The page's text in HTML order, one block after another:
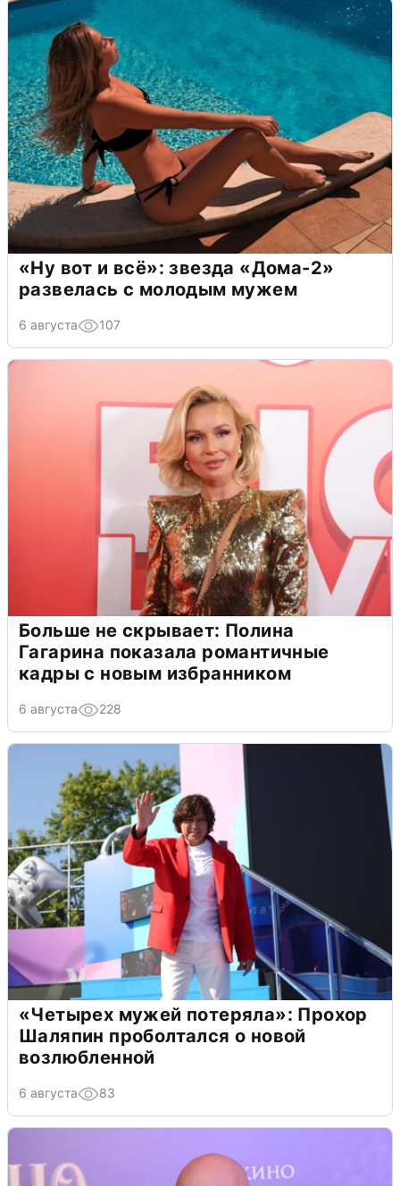
«Ну вот и всё»: звезда «Дома-2»
развелась с молодым мужем
6 августа 107
Больше не скрывает: Полина
Гагарина показала романтичные
кадры с новым избранником
6 августа 228
«Четырех мужей потеряла»: Прохор
Шаляпин проболтался о новой
возлюбленной
6 августа 83